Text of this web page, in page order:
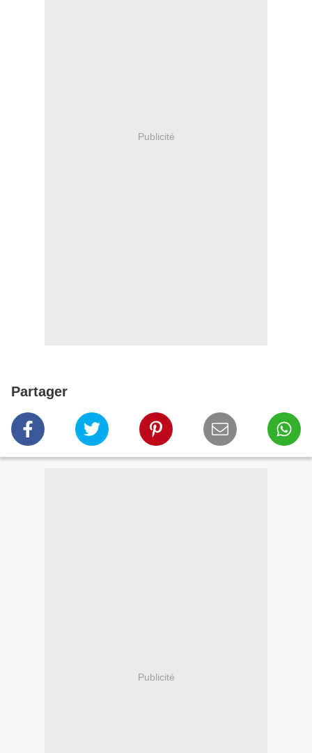
Publicité
Partager
Publicité